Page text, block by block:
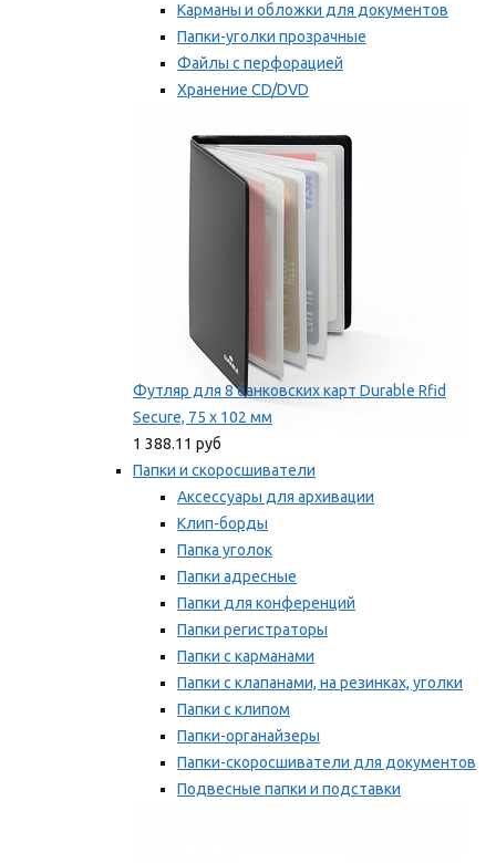
Карманы и обложки для документов
Папки-уголки прозрачные
Файлы с перфорацией
Хранение CD/DVD
Мы рекомендуем
Футляр для 8 банковских карт Durable Rfid
Secure, 75 х 102 мм
1 388.11 руб
Папки и скоросшиватели
Аксессуары для архивации
Клип-борды
Папка уголок
Папки адресные
Папки для конференций
Папки регистраторы
Папки с карманами
Папки с клапанами, на резинках, уголки
Папки с клипом
Папки-органайзеры
Папки-скоросшиватели для документов
Подвесные папки и подставки